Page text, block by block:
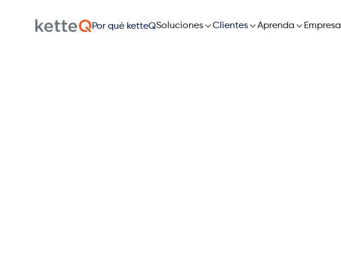
Por qué ketteQSolucionesClientesAprenda  Empresa